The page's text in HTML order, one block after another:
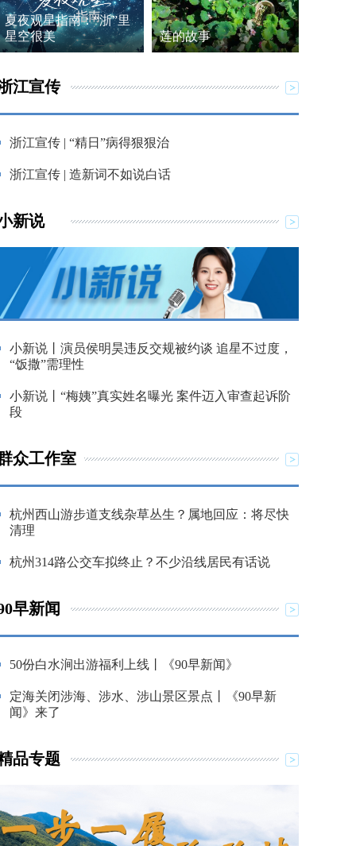
夏夜观星指南：“浙”里
星空很美
莲的故事
江宣传
浙江宣传 | “精日”病得狠狠治
浙江宣传 | 造新词不如说白话
新说
小新说丨演员侯明昊违反交规被约谈 追星不过度，
“饭撒”需理性
小新说丨“梅姨”真实姓名曝光 案件迈入审查起诉阶
段
众工作室
杭州西山游步道支线杂草丛生？属地回应：将尽快
清理
杭州314路公交车拟终止？不少沿线居民有话说
早新闻
50份白水涧出游福利上线丨《90早新闻》
定海关闭涉海、涉水、涉山景区景点丨《90早新
闻》来了
品专题